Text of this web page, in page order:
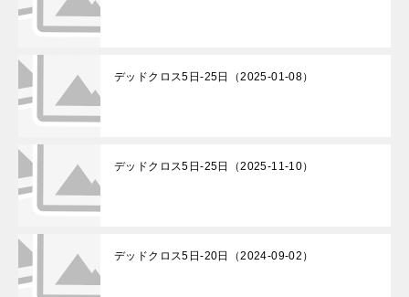
デッドクロス5日-25日（2025-01-08）
デッドクロス5日-25日（2025-11-10）
デッドクロス5日-20日（2024-09-02）